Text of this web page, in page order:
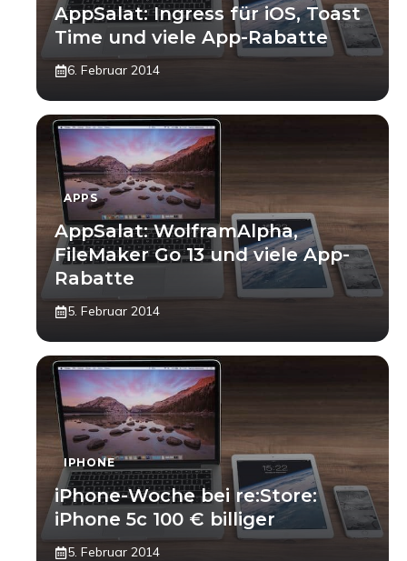
AppSalat: Ingress für iOS, Toast
Time und viele App-Rabatte
6. Februar 2014
APPS
AppSalat: WolframAlpha,
FileMaker Go 13 und viele App-
Rabatte
5. Februar 2014
IPHONE
iPhone-Woche bei re:Store:
iPhone 5c 100 € billiger
5. Februar 2014